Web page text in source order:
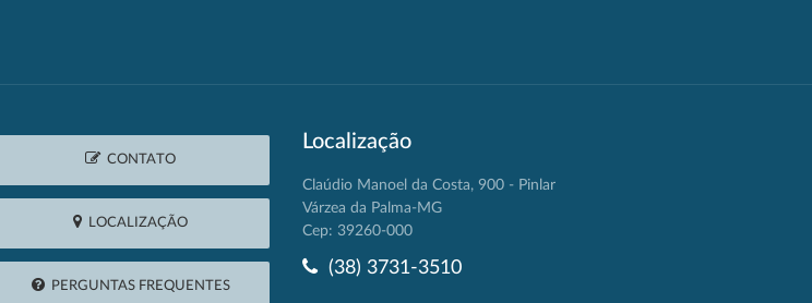
CONTATO
LOCALIZAÇÃO
PERGUNTAS FREQUENTES
Localização
Claúdio Manoel da Costa, 900 - Pinlar
Várzea da Palma-MG
Cep: 39260-000
(38) 3731-3510